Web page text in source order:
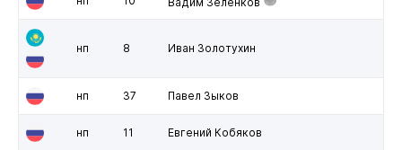
нп 8 Иван Золотухин
нп 37 Павел Зыков
нп 11 Евгений Кобяков